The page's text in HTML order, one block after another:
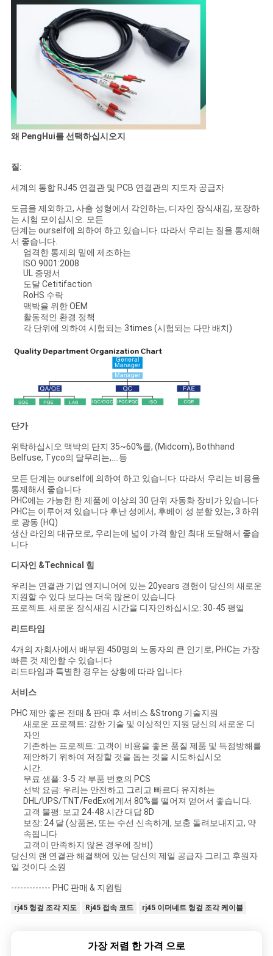
왜 PengHui를 선택하십시오지
질 :
세계의 통합 RJ45 연결관 및 PCB 연결관의 지도자 공급자
도금을 제외하고, 사출 성형에서 각인하는, 디자인 장식새김, 포장하
는 시험 모이십시오. 모든
단계는 ourself에 의하여 하고 있습니다. 따라서 우리는 질을 통제해
서 좋습니다.
엄격한 통제의 밑에 제조하는.
ISO 9001:2008
UL 증명서
도달 Cetitifaction
RoHS 수락
맥박을 위한 OEM
활동적인 환경 정책
각 단위에 의하여 시험되는 3times (시험되는 다만 배치)
단가
위탁하십시오 맥박의 단지 35~60%를, (Midcom), Bothhand
Belfuse, Tyco의 달무리는,….등
모든 단계는 ourself에 의하여 하고 있습니다. 따라서 우리는 비용을
통제해서 좋습니다
PHC에는 가능한 한 제품에 이상의 30 단위 자동화 장비가 있습니다
PHC는 이루어져 있습니다 후난 성에서, 후베이 성 분할 있는, 3 하위
로 광동 (HQ)
생산 라인의 대규모로, 우리는에 넓이 가격 할인 최대 도달해서 좋습
니다
디자인 &Technical 힘
우리는 연결관 기업 엔지니어에 있는 20years 경험이 당신의 새로운
지원할 수 있다 보다는 더욱 많은이 있습니다
프로젝트. 새로운 장식새김 시간을 디자인하십시오: 30-45 평일
리드타임
4개의 자회사에서 배부된 450명의 노동자의 큰 인기로, PHC는 가장
빠른 것 제안할 수 있습니다
리드타임과 특별한 경우는 상황에 따라 입니다.
서비스
PHC 제안 좋은 전매 & 판매 후 서비스 &Strong 기술지원
새로운 프로젝트: 강한 기술 및 이상적인 지원 당신의 새로운 디
자인
기존하는 프로젝트: 고객이 비용을 좋은 품질 제품 및 득점방해를
제안하기 위하여 저장할 것을 돕는 것을 시도하십시오
시간.
무료 샘플: 3-5 각 부품 번호의 PCS
선박 요금: 우리는 안전하고 그리고 빠르다 유지하는
DHL/UPS/TNT/FedEx에게서 80%를 떨어져 얻어서 좋습니다.
고객 불평: 보고 24-48 시간 대답 8D
보장: 24 달 (상품은, 또는 수선 신속하게, 보충 돌려보내지고, 약
속됩니다
고객이 만족하지 않은 경우에 장비)
당신의 랜 연결관 해결책에 있는 당신의 제일 공급자 그리고 후원자
일 것이다 소원
------------- PHC 판매 & 지원팀
rj45 헝겊 조각 지도 Rj45 접속 코드 rj45 이더네트 헝겊 조각 케이블
가장 저렴 한 가격 으로